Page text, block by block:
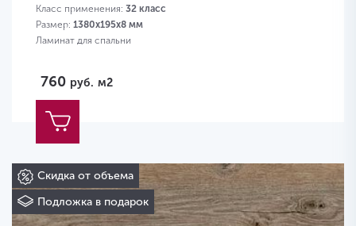
Класс применения: 32 класс
Размер: 1380х195х8 мм
Ламинат для спальни
760 руб. м2
Скидка от объема
Подложка в подарок